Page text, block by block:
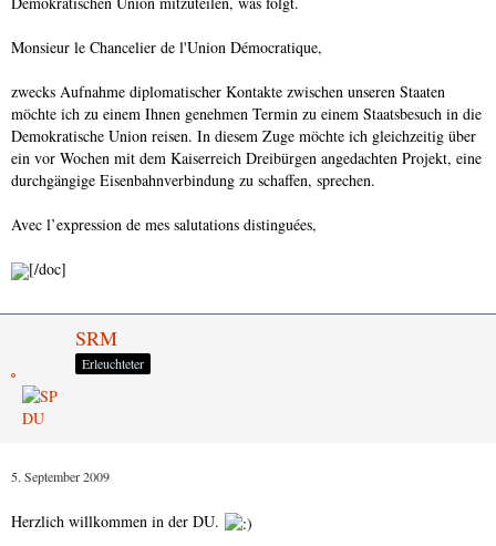
Monsieur le Chancelier de l'Union Démocratique,
zwecks Aufnahme diplomatischer Kontakte zwischen unseren Staaten
möchte ich zu einem Ihnen genehmen Termin zu einem Staatsbesuch in die
Demokratische Union reisen. In diesem Zuge möchte ich gleichzeitig über
ein vor Wochen mit dem Kaiserreich Dreibürgen angedachten Projekt, eine
durchgängige Eisenbahnverbindung zu schaffen, sprechen.
Avec l’expression de mes salutations distinguées,
[/doc]
SRM
Erleuchteter
5. September 2009
Herzlich willkommen in der DU.